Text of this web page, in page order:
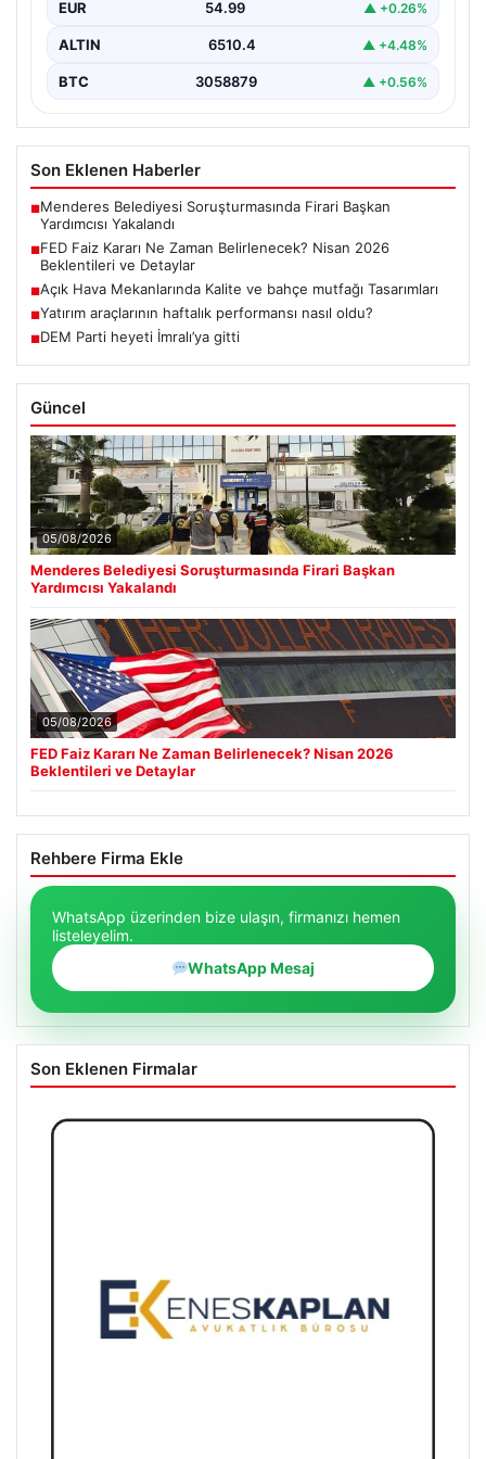
EUR 54.99 ▲ +0.26%
ALTIN 6510.4 ▲ +4.48%
BTC 3058879 ▲ +0.56%
Son Eklenen Haberler
■Menderes Belediyesi Soruşturmasında Firari Başkan
Yardımcısı Yakalandı
■FED Faiz Kararı Ne Zaman Belirlenecek? Nisan 2026
Beklentileri ve Detaylar
■Açık Hava Mekanlarında Kalite ve bahçe mutfağı Tasarımları
■Yatırım araçlarının haftalık performansı nasıl oldu?
■DEM Parti heyeti İmralı’ya gitti
Güncel
05/08/2026
Menderes Belediyesi Soruşturmasında Firari Başkan
Yardımcısı Yakalandı
05/08/2026
FED Faiz Kararı Ne Zaman Belirlenecek? Nisan 2026
Beklentileri ve Detaylar
Rehbere Firma Ekle
WhatsApp üzerinden bize ulaşın, firmanızı hemen
listeleyelim.
WhatsApp Mesaj
Son Eklenen Firmalar